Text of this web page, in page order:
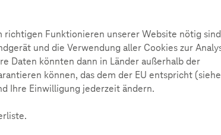
Funktionieren unserer Website nötig
und die Verwendung aller Cookies zur
Daten könnten dann in Länder außerhalb der
können, das dem der EU entspricht
Ihre Einwilligung jederzeit ändern.